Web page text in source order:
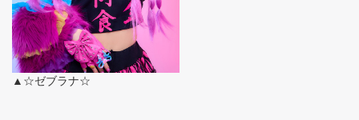
▲☆ゼブラナ☆